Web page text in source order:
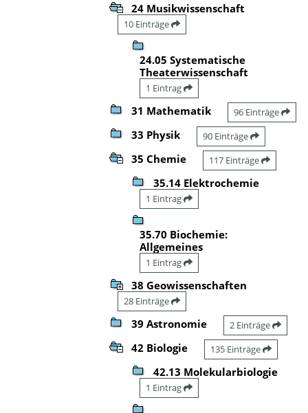
24 Musikwissenschaft
10 Einträge
24.05 Systematische
Theaterwissenschaft
1 Eintrag
31 Mathematik 96 Einträge
33 Physik 90 Einträge
35 Chemie 117 Einträge
35.14 Elektrochemie
1 Eintrag
35.70 Biochemie:
Allgemeines
1 Eintrag
38 Geowissenschaften
28 Einträge
39 Astronomie 2 Einträge
42 Biologie 135 Einträge
42.13 Molekularbiologie
1 Eintrag